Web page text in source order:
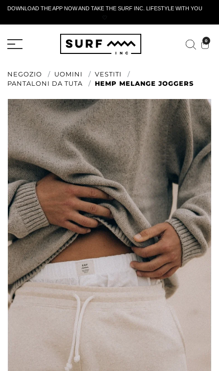
DOWNLOAD THE APP NOW AND TAKE THE SURF INC. LIFESTYLE WITH YOU
🤍
0
NEGOZIO UOMINI
VESTITI
PANTALONI DA TUTA
HEMP MELANGE JOGGERS
MODULO DI RESTITUZIONE ATTIVO